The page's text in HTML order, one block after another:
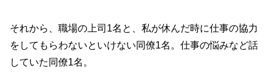
それから、職場の上司1名と、私が休んだ時に仕事の協力
をしてもらわないといけない同僚1名。仕事の悩みなど話
していた同僚1名。